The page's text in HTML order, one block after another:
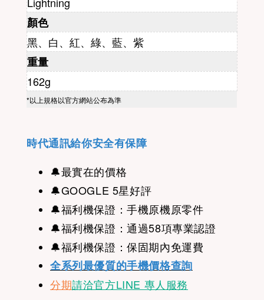
顏色
黑、白、紅、綠、藍、紫
重量
162g
*以上規格以官方網站公布為準
時代通訊給你安全有保障
🔔最實在的價格
🔔GOOGLE 5星好評
🔔福利機保證：手機原機原零件
🔔福利機保證：通過58項專業認證
🔔福利機保證：保固期內免運費
全系列最優質的手機價格查詢
分期請洽官方LINE 專人服務